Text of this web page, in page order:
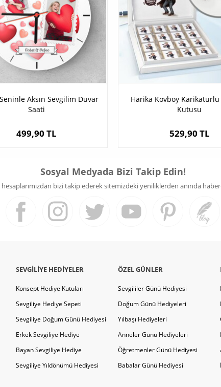
Aksın Sevgilim Duvar
Saati
499,90 TL
Harika Kovboy Karikatürlü
Kutusu
529,90 TL
Sosyal Medyada Bizi Takip Edin!
bizi takip ederek sitemizdeki yeniliklerden anında
SEVGILIYE HEDIYELER
Konsept Hediye Kutuları
Sevgiliye Hediye Sepeti
Sevgiliye Doğum Günü Hediyesi
Erkek Sevgiliye Hediye
Bayan Sevgiliye Hediye
Sevgiliye Yıldönümü Hediyesi
ÖZEL GÜNLER
Sevgililer Günü Hediyesi
Doğum Günü Hediyeleri
Yılbaşı Hediyeleri
Anneler Günü Hediyeleri
Öğretmenler Günü Hediyesi
Babalar Günü Hediyesi